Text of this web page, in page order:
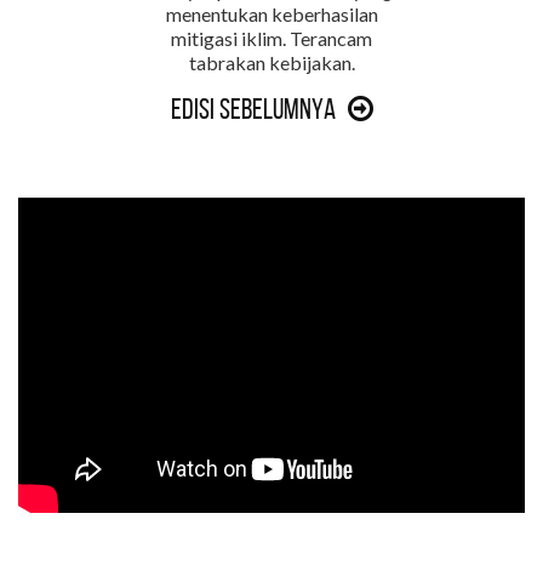
menentukan keberhasilan
mitigasi iklim. Terancam
tabrakan kebijakan.
Edisi Sebelumnya